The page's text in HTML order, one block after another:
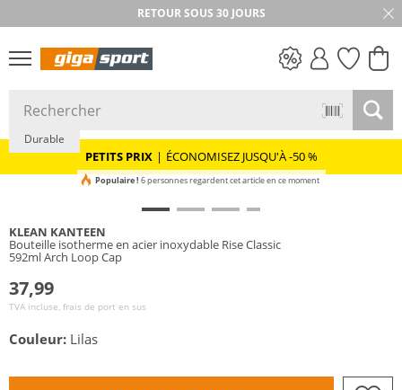
RETOUR SOUS 30 JOURS
PETITS PRIX
PETITS PRIX | ÉCONOMISEZ JUSQU'À -50 %
Durable
Populaire ! 6 personnes regardent cet article en ce moment
KLEAN KANTEEN
Bouteille isotherme en acier inoxydable Rise Classic
592ml Arch Loop Cap
37,99
TVA incluse, frais de port en sus
Couleur: Lilas